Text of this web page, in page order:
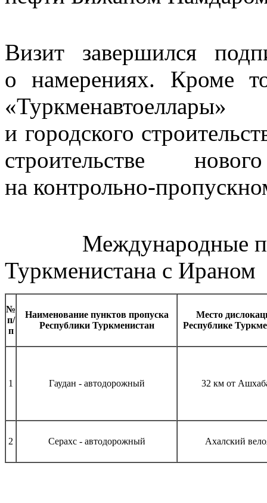
Визит завершился
о намерениях. Кроме
и городского
строительстве
на контрольно-
Международные
Туркменистана с Ираном
№
п/
п
Наименование пунктов пропуска
Республики Туркменистан
Место
Республике
1 Гаудан - автодорожный 32 км от
2 Серахс - автодорожный Ахалский